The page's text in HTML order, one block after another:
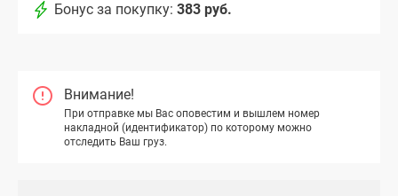
Бонус за покупку: 383 руб.
Внимание!
При отправке мы Вас оповестим и вышлем номер
накладной (идентификатор) по которому можно
отследить Ваш груз.